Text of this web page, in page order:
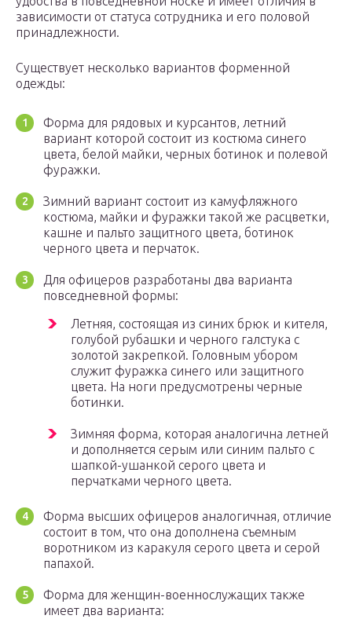
зависимости от статуса сотрудника и его половой
принадлежности.
Существует несколько вариантов форменной
одежды:
Форма для рядовых и курсантов, летний
вариант которой состоит из костюма синего
цвета, белой майки, черных ботинок и полевой
фуражки.
Зимний вариант состоит из камуфляжного
костюма, майки и фуражки такой же расцветки,
кашне и пальто защитного цвета, ботинок
черного цвета и перчаток.
Для офицеров разработаны два варианта
повседневной формы:
Летняя, состоящая из синих брюк и кителя,
голубой рубашки и черного галстука с
золотой закрепкой. Головным убором
служит фуражка синего или защитного
цвета. На ноги предусмотрены черные
ботинки.
Зимняя форма, которая аналогична летней
и дополняется серым или синим пальто с
шапкой-ушанкой серого цвета и
перчатками черного цвета.
Форма высших офицеров аналогичная, отличие
состоит в том, что она дополнена съемным
воротником из каракуля серого цвета и серой
папахой.
Форма для женщин-военнослужащих также
имеет два варианта: